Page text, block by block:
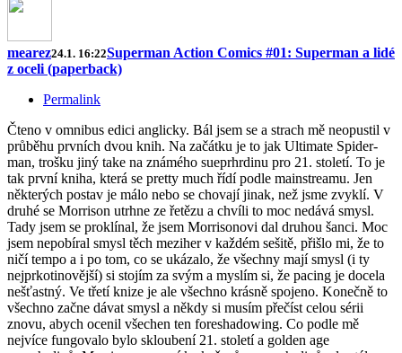
mearez24.1. 16:22Superman Action Comics #01: Superman a lidé
z oceli (paperback)
Permalink
Čteno v omnibus edici anglicky. Bál jsem se a strach mě neopustil v
průběhu prvních dvou knih. Na začátku je to jak Ultimate Spider-
man, trošku jiný take na známého sueprhrdinu pro 21. století. To je
tak první kniha, která se pretty much řídí podle mainstreamu. Jen
některých postav je málo nebo se chovají jinak, než jsme zvyklí. V
druhé se Morrison utrhne ze řetězu a chvíli to moc nedává smysl.
Tady jsem se proklínal, že jsem Morrisonovi dal druhou šanci. Moc
jsem nepobíral smysl těch meziher v každém sešitě, přišlo mi, že to
ničí tempo a i po tom, co se ukázalo, že všechny mají smysl (i ty
nejprkotinovější) si stojím za svým a myslím si, že pacing je docela
nešťastný. Ve třetí knize je ale všechno krásně spojeno. Konečně to
všechno začne dávat smysl a někdy si musím přečíst celou sérii
znovu, abych ocenil všechen ten foreshadowing. Co podle mě
nejvíce fungovalo bylo skloubení 21. století a golden age